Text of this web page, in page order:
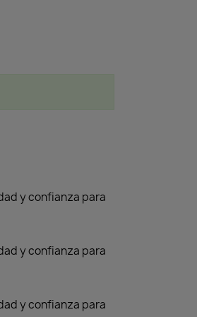
y confianza para
y confianza para
y confianza para